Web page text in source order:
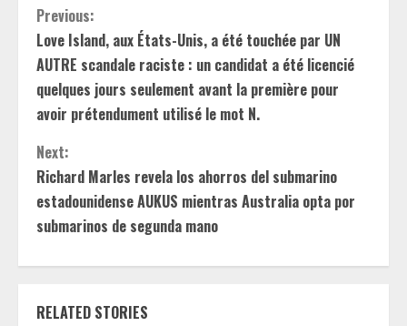
C
o
n
t
i
n
Previous:
Love Island, aux États-Unis, a été touchée par UN
AUTRE scandale raciste : un candidat a été licencié
quelques jours seulement avant la première pour
avoir prétendument utilisé le mot N.
Next:
Richard Marles revela los ahorros del submarino
estadounidense AUKUS mientras Australia opta por
submarinos de segunda mano
RELATED STORIES